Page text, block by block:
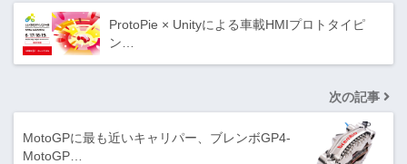
ProtoPie × Unityによる車載HMIプロトタイピ
ン…
次の記事
MotoGPに最も近いキャリパー、ブレンボGP4-
MotoGP…